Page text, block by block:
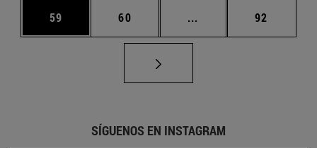
Página
59 Página
60 ... Páginas intermedias
Página
92
SÍGUENOS EN INSTAGRAM